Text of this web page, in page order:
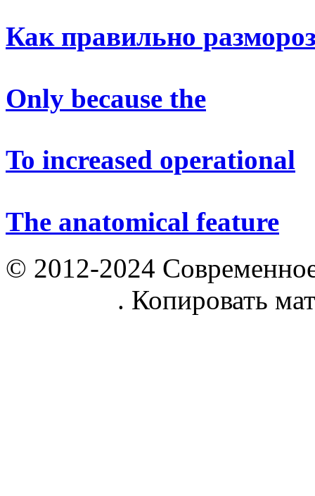
Как правильно
Only because the
To increased operational
The anatomical feature
© 2012-2024
. Копировать